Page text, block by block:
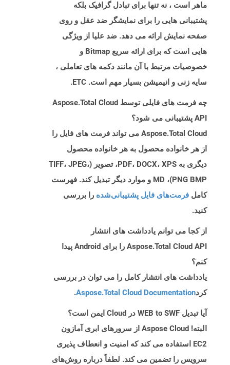
ماهر است ، نه تنها برای تبادل گرافیک بلکه
پشتیبانی هایی را برای نمایشگر ضد عقل و روی
صفحه نمایش ارائه می دهد. ضد علیا از ویژگی
هایی است که برای ارائه سریع Bitmap و
خصوصیات مرتبط با آن مانند دکمه های تعاملی ،
سایه زنی و انیمیشن بسیار مهم است. ETC.
چه فرمت های فایلی توسط Aspose.Total Cloud
API پشتیبانی می شود؟
Aspose.Total Cloud می تواند فرمت های فایل را
از هر خانواده محصول به هر خانواده محصول
دیگری به PDF، DOCX، XPS، تصویر (TIFF، JPEG،
PNG BMP)، MD و موارد دیگر تبدیل کند. فهرست
کامل فرمت‌های فایل پشتیبانی‌شده را بررسی
کنید.
از کجا می توانم یادداشت های انتشار
Aspose.Total Cloud API را برای Android پیدا
کنم؟
یادداشت های انتشار کامل را می توان در بررسی
کردAspose.Total Cloud Documentation
.
آیا تبدیل WEB to SWF در Cloud ایمن است؟
البته! Aspose Cloud از سرورهای ابری آمازون
EC2 استفاده می کند که امنیت و انعطاف پذیری
سرویس را تضمین می کند. لطفاً درباره روش‌های